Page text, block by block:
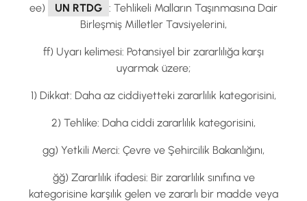
ee) UN RTDG : Tehlikeli Malların Taşınmasına Dair
Birleşmiş Milletler Tavsiyelerini,
ff) Uyarı kelimesi: Potansiyel bir zararlılığa karşı
uyarmak üzere;
1) Dikkat: Daha az ciddiyetteki zararlılık kategorisini,
2) Tehlike: Daha ciddi zararlılık kategorisini,
gg) Yetkili Merci: Çevre ve Şehircilik Bakanlığını,
ğğ) Zararlılık ifadesi: Bir zararlılık sınıfına ve
kategorisine karşılık gelen ve zararlı bir madde veya